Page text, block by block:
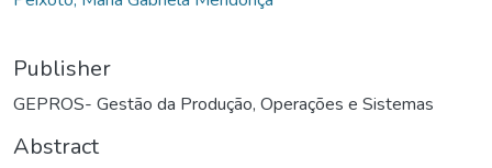
Publisher
GEPROS- Gestão da Produção, Operações e Sistemas
Abstract